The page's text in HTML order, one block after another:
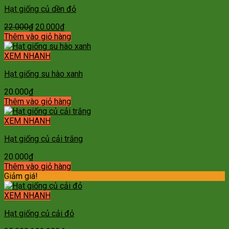
Hạt giống củ dền đỏ
22.000₫ Giá
gốc
là:
22.000₫.
20.000₫Giá
hiện
tại
Thêm vào giỏ hàng
XEM NHANH
Hạt giống su hào xanh
20.000₫
Thêm vào giỏ hàng
XEM NHANH
Hạt giống củ cải trắng
20.000₫
Thêm vào giỏ hàng
Giảm giá!
XEM NHANH
Hạt giống củ cải đỏ